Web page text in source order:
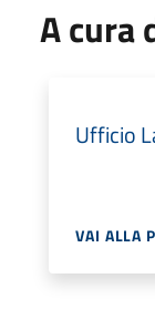
A cura
Ufficio
VAI ALLA